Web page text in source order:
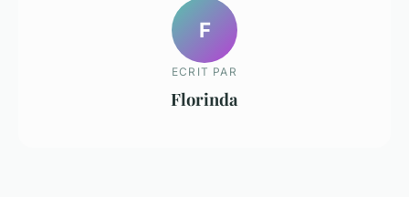
F
ECRIT PAR
Florinda